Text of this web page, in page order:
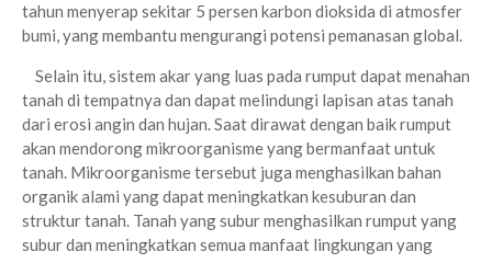
tahun menyerap sekitar 5 persen karbon dioksida di atmosfer
bumi, yang membantu mengurangi potensi pemanasan global.
Selain itu, sistem akar yang luas pada rumput dapat menahan
tanah di tempatnya dan dapat melindungi lapisan atas tanah
dari erosi angin dan hujan. Saat dirawat dengan baik rumput
akan mendorong mikroorganisme yang bermanfaat untuk
tanah. Mikroorganisme tersebut juga menghasilkan bahan
organik alami yang dapat meningkatkan kesuburan dan
struktur tanah. Tanah yang subur menghasilkan rumput yang
subur dan meningkatkan semua manfaat lingkungan yang